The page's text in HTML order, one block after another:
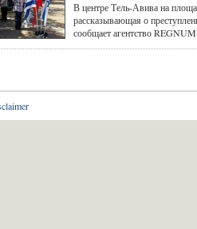
В центре Тель-Авива на
рассказывающая о
сообщает агентство